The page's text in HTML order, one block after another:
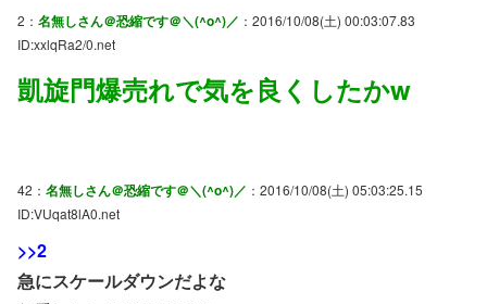
2： 名無しさん＠恐縮です＠＼(^o^)／ ：2016/10/08(土) 00:03:07.83
ID:xxlqRa2/0.net
凱旋門爆売れで気を良くしたかw
42： 名無しさん＠恐縮です＠＼(^o^)／ ：2016/10/08(土) 05:03:25.15
ID:VUqat8lA0.net
>>2
急にスケールダウンだよな